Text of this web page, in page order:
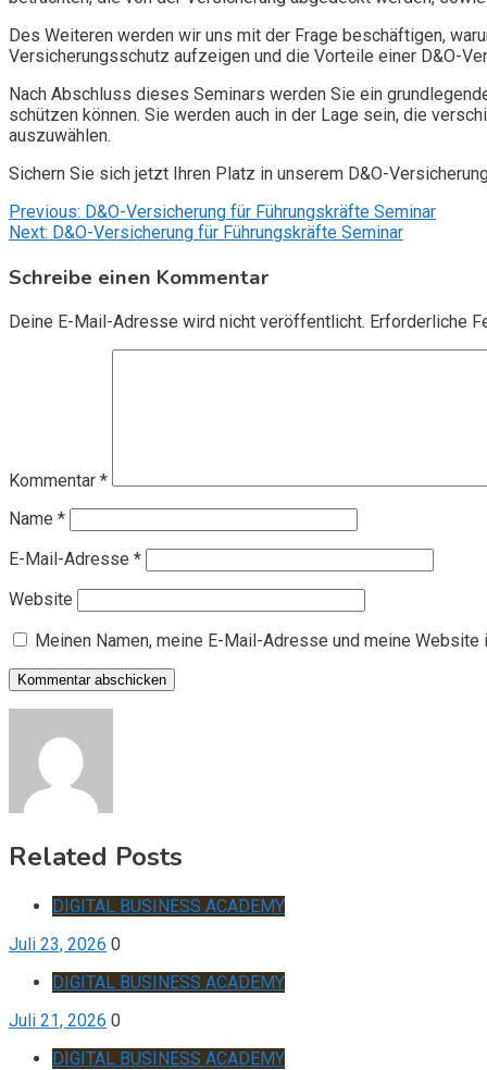
Des Weiteren werden wir uns mit der Frage beschäftigen,
Versicherungsschutz aufzeigen und die Vorteile einer D&O-
Nach Abschluss dieses Seminars werden Sie ein
schützen können. Sie werden auch in der Lage sein, die
auszuwählen.
Sichern Sie sich jetzt Ihren Platz in unserem D&O-
Beitragsnavigation
Previous: D&O-Versicherung für Führungskräfte Seminar
Next: D&O-Versicherung für Führungskräfte Seminar
Schreibe einen Kommentar
Deine E-Mail-Adresse wird nicht veröffentlicht. Erforderliche
Kommentar *
Name *
E-Mail-Adresse *
Website
Meinen Namen, meine E-Mail-Adresse und meine
Related Posts
DIGITAL BUSINESS ACADEMY
Juli 23, 2026 0
DIGITAL BUSINESS ACADEMY
Juli 21, 2026 0
DIGITAL BUSINESS ACADEMY